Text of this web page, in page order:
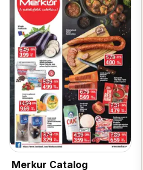
Merkur Catalog